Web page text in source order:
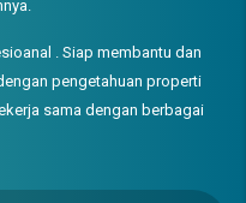
. Siap membantu dan
pengetahuan properti
sama dengan berbagai